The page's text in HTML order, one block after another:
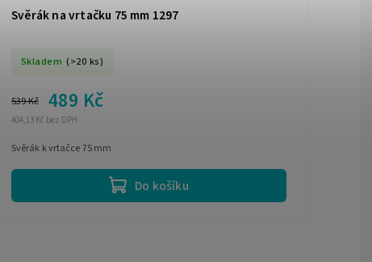
Svěrák na vrtačku 75 mm 1297
Skladem (>20 ks)
404,13 Kč bez DPH
539 Kč 489 Kč
Do košíku
Svěrák k vrtačce 75 mm